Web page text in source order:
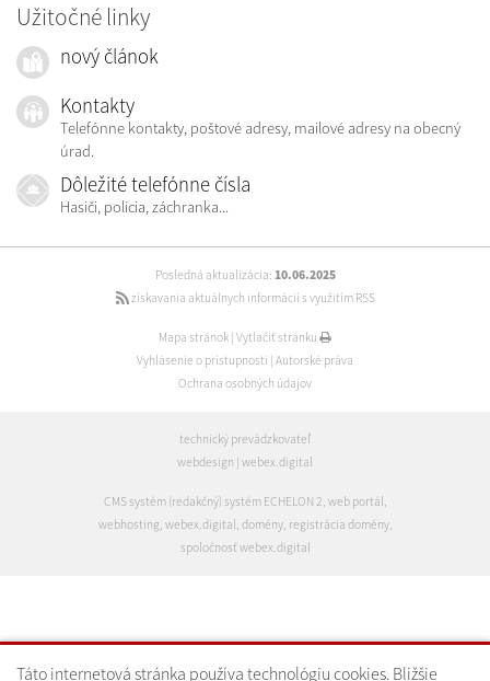
Táto internetová stránka používa technológiu cookies. Bližšie
Užitočné linky
nový článok
Kontakty
Telefónne kontakty, poštové adresy, mailové adresy na obecný
úrad.
Dôležité telefónne čísla
Hasiči, polícia, záchranka...
Posledná aktualizácia: 10.06.2025
získavania aktuálnych informácií s využitím RSS
Mapa stránok Vytlačiť stránku
Vyhlásenie o prístupnosti Autorské práva
Ochrana osobných údajov
technický prevádzkovateľ
webdesign webex.digital
CMS systém (redakčný) systém ECHELON 2, web portál ,
webhosting, webex.digital , domény, registrácia domény,
spoločnosť webex.digital